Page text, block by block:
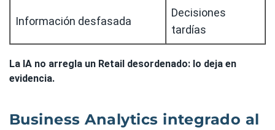
Información desfasada
Decisiones
tardías
La IA no arregla un Retail desordenado: lo deja en
evidencia.
Business Analytics integrado al